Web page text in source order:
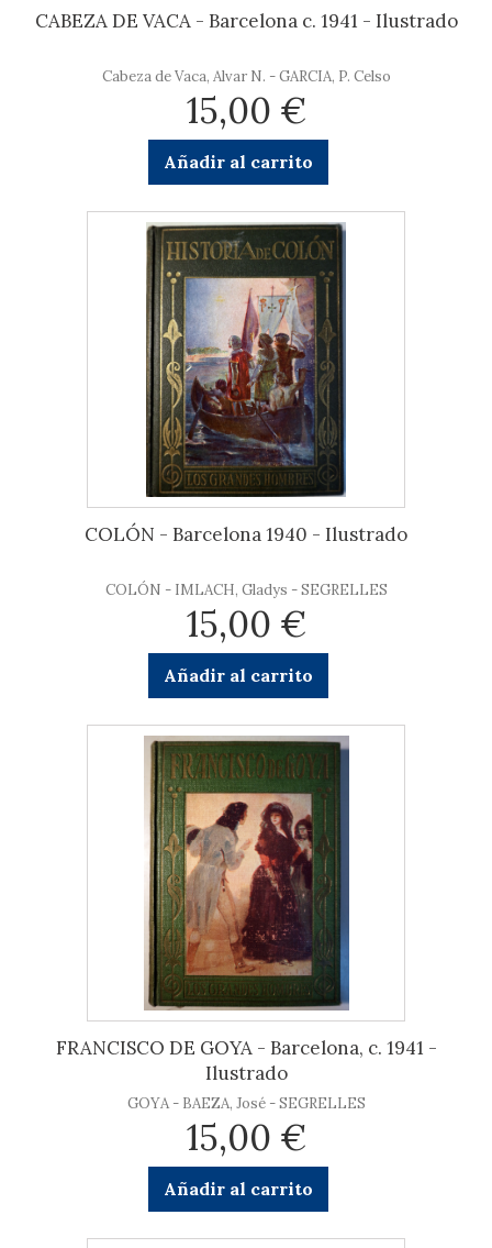
CABEZA DE VACA - Barcelona c. 1941 - Ilustrado
Cabeza de Vaca, Alvar N. - GARCIA, P. Celso
15,00 €
Añadir al carrito
COLÓN - Barcelona 1940 - Ilustrado
COLÓN - IMLACH, Gladys - SEGRELLES
15,00 €
Añadir al carrito
FRANCISCO DE GOYA - Barcelona, c. 1941 -
Ilustrado
GOYA - BAEZA, José - SEGRELLES
15,00 €
Añadir al carrito